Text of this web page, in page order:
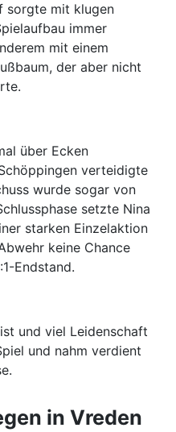
sorgte mit klugen
immer
mit einem
der aber nicht
über Ecken
verteidigte
wurde sogar von
setzte Nina
starken Einzelaktion
keine Chance
Endstand.
und viel Leidenschaft
und nahm verdient
in Vreden